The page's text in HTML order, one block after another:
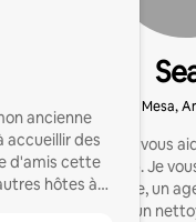
ancienne
accueillir des
d'amis cette
hôtes à
Mesa,
Je suis là pour vous
location Airbnb. Je vous aiderai à trouver un
photographe, un
paysagiste et un